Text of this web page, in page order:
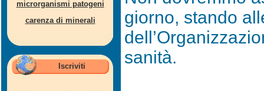
microrganismi patogeni
carenza di minerali
Iscriviti
giorno, stando
sanità.